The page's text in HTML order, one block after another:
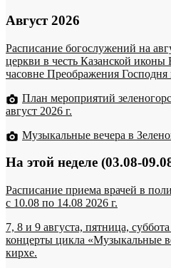
Август 2026
Расписание богослужений на
церкви в честь Казанской
часовне Преображения
План мероприятий
август 2026 г.
Музыкальные вечера в
На этой неделе (03.08-
Расписание приема врачей в
c 10.08 по 14.08 2026 г.
7, 8 и 9 августа, пятница,
концерты цикла «Музыкальные
кирхе.